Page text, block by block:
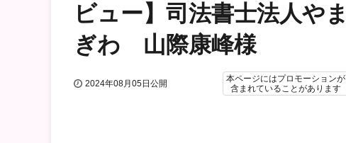
ビュー】司法書士法人やま
ぎわ 山際康峰様
2024年08月05日公開
本ページにはプロモーションが
含まれていることがあります